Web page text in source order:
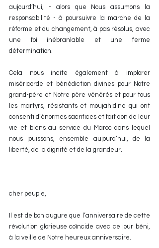
aujourd’hui, - alors que Nous assumons la
responsabilité - à poursuivre la marche de la
réforme et du changement, à pas résolus, avec
une foi inébranlable et une ferme
détermination.
Cela nous incite également à implorer
miséricorde et bénédiction divines pour Notre
grand-père et Notre père vénérés et pour tous
les martyrs, résistants et moujahidine qui ont
consenti d’énormes sacrifices et fait don de leur
vie et biens au service du Maroc dans lequel
nous jouissons, ensemble aujourd’hui, de la
liberté, de la dignité et de la grandeur.
cher peuple,
Il est de bon augure que l’anniversaire de cette
révolution glorieuse coïncide avec ce jour béni,
à la veille de Notre heureux anniversaire.